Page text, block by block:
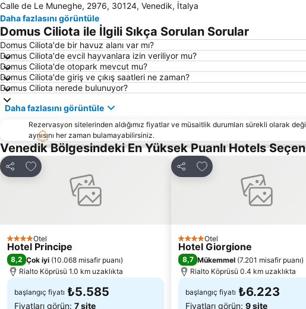
Calle de Le Muneghe, 2976, 30124, Venedik, İtalya
Daha fazlasını görüntüle
Domus Ciliota ile İlgili Sıkça Sorulan Sorular
Domus Ciliota'de bir havuz alanı var mı?
Domus Ciliota'de evcil hayvanlara izin veriliyor mu?
Domus Ciliota'de otopark mevcut mu?
Domus Ciliota'de giriş ve çıkış saatleri ne zaman?
Domus Ciliota nerede bulunuyor?
Daha fazlasını görüntüle
Rezervasyon sitelerinden aldığımız fiyatlar ve müsaitlik durumları sürekli olarak
aynısını her zaman bulamayabilirsiniz.
Venedik Bölgesindeki En Yüksek Puanlı Hotels
Paylaş
Favorilerime ekle
4 YıldızOtel
Hotel Principe
8,2 Çok iyi (10.068 misafir puanı)
Rialto Köprüsü 1.0 km uzaklıkta
başlangıç fiyatı ₺5.585
Fiyatları görün: 7 site
Paylaş
Favorilerime ekle
4 YıldızOtel
Hotel Giorgione
8,7 Mükemmel (7.201 misafir puanı)
Rialto Köprüsü 0.4 km uzaklıkta
başlangıç fiyatı ₺6.223
Fiyatları görün: 9 site